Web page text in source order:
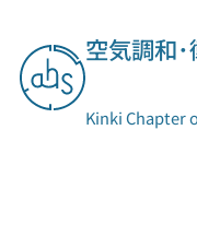
を
ス
空気調和
Kinki Chapter